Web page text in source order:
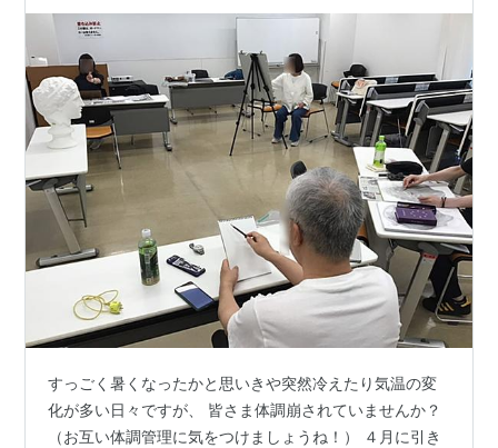
すっごく暑くなったかと思いきや突然冷えたり気温の変
化が多い日々ですが、 皆さま体調崩されていませんか？
（お互い体調管理に気をつけましょうね！） ４月に引き